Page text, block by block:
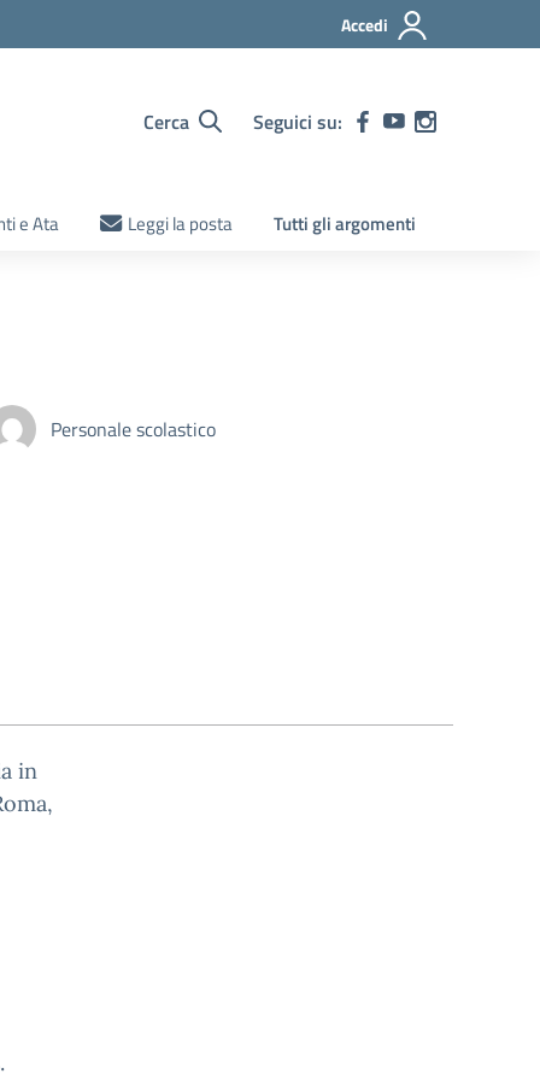
Accedi
Cerca Seguici su:
e Ata Leggi la posta Tutti gli argomenti
Personale scolastico
in